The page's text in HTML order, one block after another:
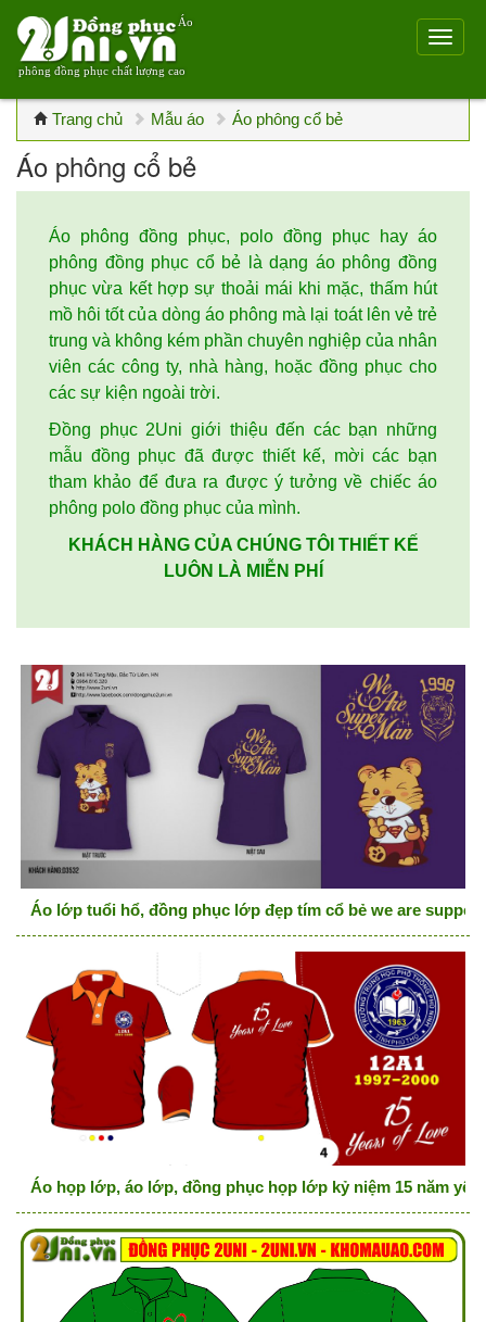
Áo
phông đồng phục chất lượng cao
Trang chủ Mẫu áo Áo phông cổ bẻ
Áo phông cổ bẻ
Áo phông đồng phục, polo đồng phục hay áo
phông đồng phục cổ bẻ là dạng áo phông đồng
phục vừa kết hợp sự thoải mái khi mặc, thấm hút
mồ hôi tốt của dòng áo phông mà lại toát lên vẻ trẻ
trung và không kém phần chuyên nghiệp của nhân
viên các công ty, nhà hàng, hoặc đồng phục cho
các sự kiện ngoài trời.
Đồng phục 2Uni giới thiệu đến các bạn những
mẫu đồng phục đã được thiết kế, mời các bạn
tham khảo để đưa ra được ý tưởng về chiếc áo
phông polo đồng phục của mình.
KHÁCH HÀNG CỦA CHÚNG TÔI THIẾT KẾ
LUÔN LÀ MIỄN PHÍ
Áo lớp tuổi hổ, đồng phục lớp đẹp tím cổ bẻ we are supper
Áo họp lớp, áo lớp, đồng phục họp lớp kỷ niệm 15 năm